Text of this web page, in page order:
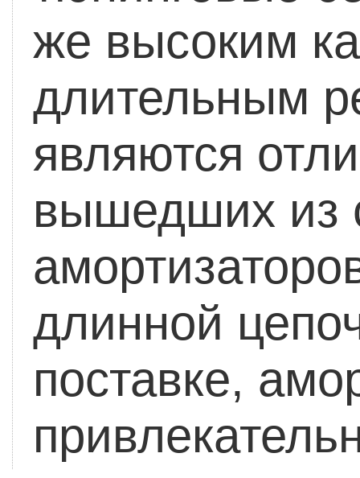
же высоким
длительным
являются
вышедших из
длинной
поставке,